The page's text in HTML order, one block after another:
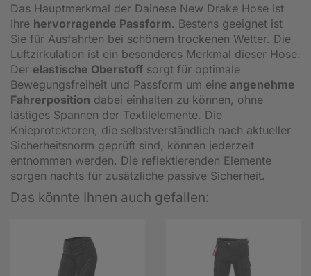
Das Hauptmerkmal der Dainese New Drake Hose ist
Ihre hervorragende Passform. Bestens geeignet ist
Sie für Ausfahrten bei schönem trockenen Wetter. Die
Luftzirkulation ist ein besonderes Merkmal dieser Hose.
Der elastische Oberstoff sorgt für optimale
Bewegungsfreiheit und Passform um eine angenehme
Fahrerposition dabei einhalten zu können, ohne
lästiges Spannen der Textilelemente. Die
Knieprotektoren, die selbstverständlich nach aktueller
Sicherheitsnorm geprüft sind, können jederzeit
entnommen werden. Die reflektierenden Elemente
sorgen nachts für zusätzliche passive Sicherheit.
Das könnte Ihnen auch gefallen: